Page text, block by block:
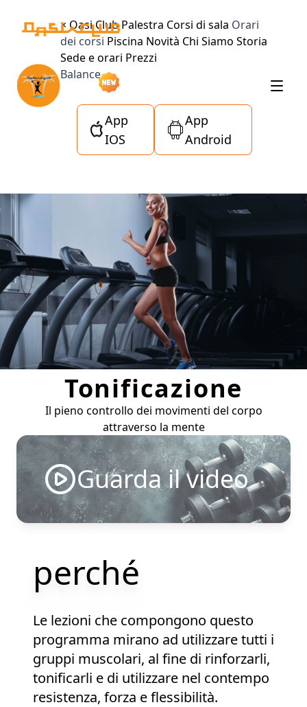
× Oasi Club Palestra Corsi di sala Orari
dei corsi Piscina Novità Chi Siamo Storia
Sede e orari Prezzi
Balance
App
IOS
App
Android
Tonificazione
Il pieno controllo dei movimenti del corpo
attraverso la mente
Guarda il video
perché
Le lezioni che compongono questo
programma mirano ad utilizzare tutti i
gruppi muscolari, al fine di rinforzarli,
tonificarli e di utilizzare nel contempo
resistenza, forza e flessibilità.